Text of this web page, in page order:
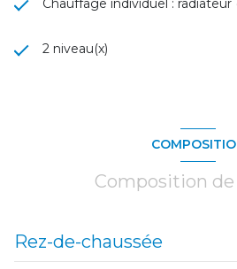
2 niveau(x)
Composition de
Rez-de-chaussée